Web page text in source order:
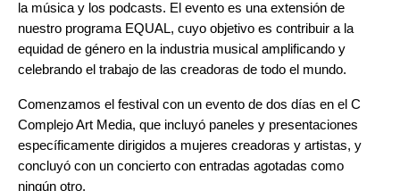
la música y los podcasts. El evento es una extensión de
nuestro programa EQUAL, cuyo objetivo es contribuir a la
equidad de género en la industria musical amplificando y
celebrando el trabajo de las creadoras de todo el mundo.
Comenzamos el festival con un evento de dos días en el C
Complejo Art Media, que incluyó paneles y presentaciones
específicamente dirigidos a mujeres creadoras y artistas, y
concluyó con un concierto con entradas agotadas como
ningún otro.